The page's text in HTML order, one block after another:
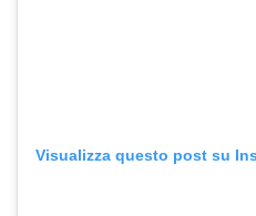
Visualizza questo post su